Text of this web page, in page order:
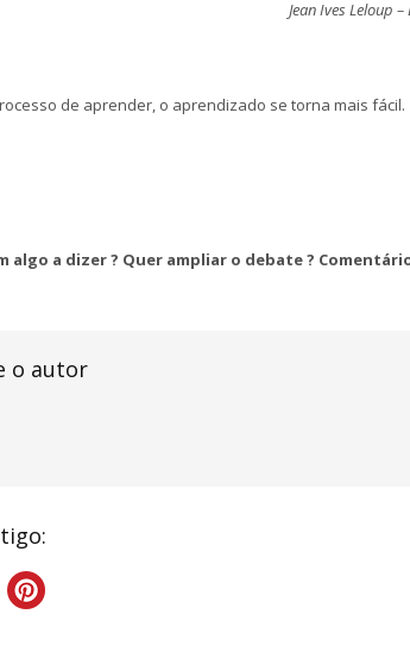
Jean Ives Leloup
de aprender, o aprendizado se torna mais fácil.
algo a dizer ? Quer ampliar o debate ?
o autor